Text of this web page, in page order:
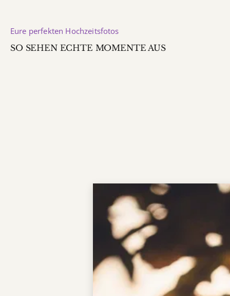
SO SEHEN ECHTE MOMENTE AUS
Eure perfekten Hochzeitsfotos